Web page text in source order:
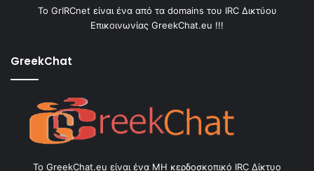
Το GrIRCnet είναι ένα από τα domains του IRC Δικτύου
Επικοινωνίας GreekChat.eu !!!
GreekChat
Το GreekChat.eu είναι ένα ΜΗ κερδοσκοπικό IRC Δίκτυο